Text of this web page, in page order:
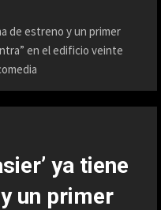
de estreno y un primer
en el edificio veinte
ya tiene
un primer